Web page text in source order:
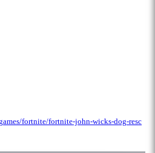
fortnite/fortnite-john-wicks-dog-resc